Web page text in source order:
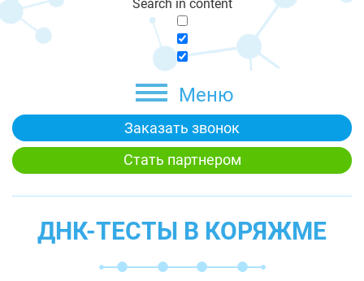
Search in content
Меню
Заказать звонок
Стать партнером
ДНК-ТЕСТЫ В КОРЯЖМЕ